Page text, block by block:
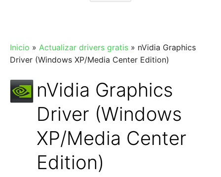
Inicio » Actualizar drivers gratis » nVidia Graphics
Driver (Windows XP/Media Center Edition)
nVidia Graphics
Driver (Windows
XP/Media Center
Edition)